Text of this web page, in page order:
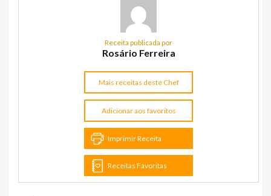
Receita publicada por
Rosário Ferreira
Mais receitas deste Chef
Adicionar aos favoritos
Imprimir Receita
Receitas Favoritas